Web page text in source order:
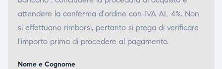
attendere la conferma d'ordine con IVA AL 4%. Non
si effettuano rimborsi, pertanto si prega di verificare
l'importo prima di procedere al pagamento.
Nome e Cognome